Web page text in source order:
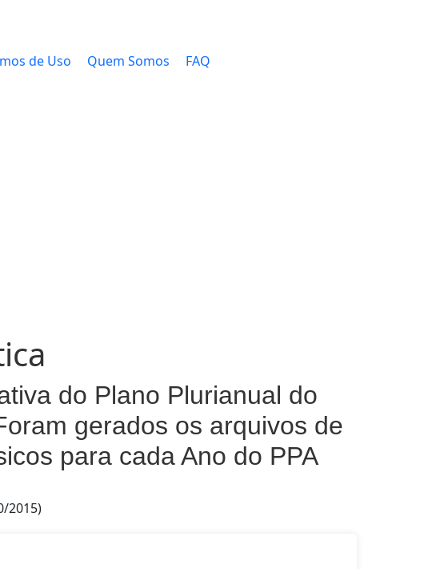
de Uso Quem Somos FAQ
do Plano Plurianual do
gerados os arquivos de
para cada Ano do PPA
2015)